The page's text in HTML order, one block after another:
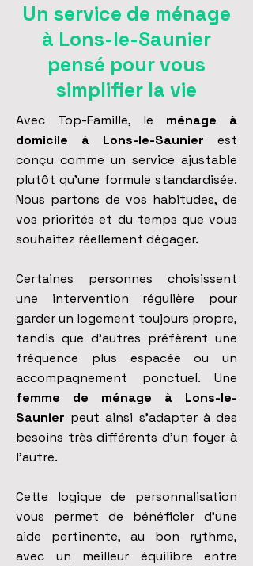
Un service de ménage
à Lons-le-Saunier
pensé pour vous
simplifier la vie
Avec Top-Famille, le ménage à
domicile à Lons-le-Saunier est
conçu comme un service ajustable
plutôt qu’une formule standardisée.
Nous partons de vos habitudes, de
vos priorités et du temps que vous
souhaitez réellement dégager.
Certaines personnes choisissent
une intervention régulière pour
garder un logement toujours propre,
tandis que d’autres préfèrent une
fréquence plus espacée ou un
accompagnement ponctuel. Une
femme de ménage à Lons-le-
Saunier peut ainsi s’adapter à des
besoins très différents d’un foyer à
l’autre.
Cette logique de personnalisation
vous permet de bénéficier d’une
aide pertinente, au bon rythme,
avec un meilleur équilibre entre